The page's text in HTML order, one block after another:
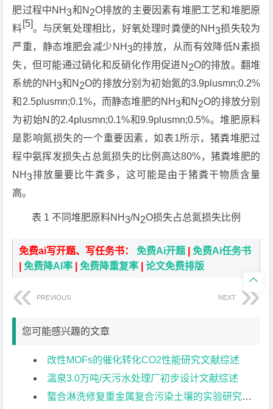
肥过程中NH3和N 2O排放的主要因素有堆肥工艺和堆肥原
料[5]。与厌氧处理相比，好氧处理时粪便的NH3损失较为
严重，静态堆肥会减少NH3的排放，从而有效降低N素损
失，但可能通过硝化和反硝化作用促进N 2O的排放。翻堆
系统的NH3和N 2O的排放分别为初始氮的3.9plusmn;0.2%
和2.5plusmn;0.1%，而静态堆肥的NH3和N 2O的排放分别
为初始N的2.4plusmn;0.1%和9.9plusmn;0.5%。堆肥原料
是影响氮损失的一个重要因素，如表1所示，猪粪堆肥过
程中氨挥发损失占总氮损失的比例高达80%，猪粪堆肥的
NH 3排放量要比牛粪多，这可能是由于猪粪干物质含量
高。
表 1 不同堆肥原料NH 3/N 2O损失占总氮损失比例
免费ai写开题、写任务书：免费Ai开题 |免费Ai任务书
|免费降AI率 |免费降重复率 |论文免费排版
PREVIOUS NEXT
您可能感兴趣的文章
改性MOFs的催化转化CO2性能研究文献综述
温泉3.0万吨/天污水处理厂初步设计文献综述
螯合淋洗修复重金属复合污染土壤的实验研究文献综述
